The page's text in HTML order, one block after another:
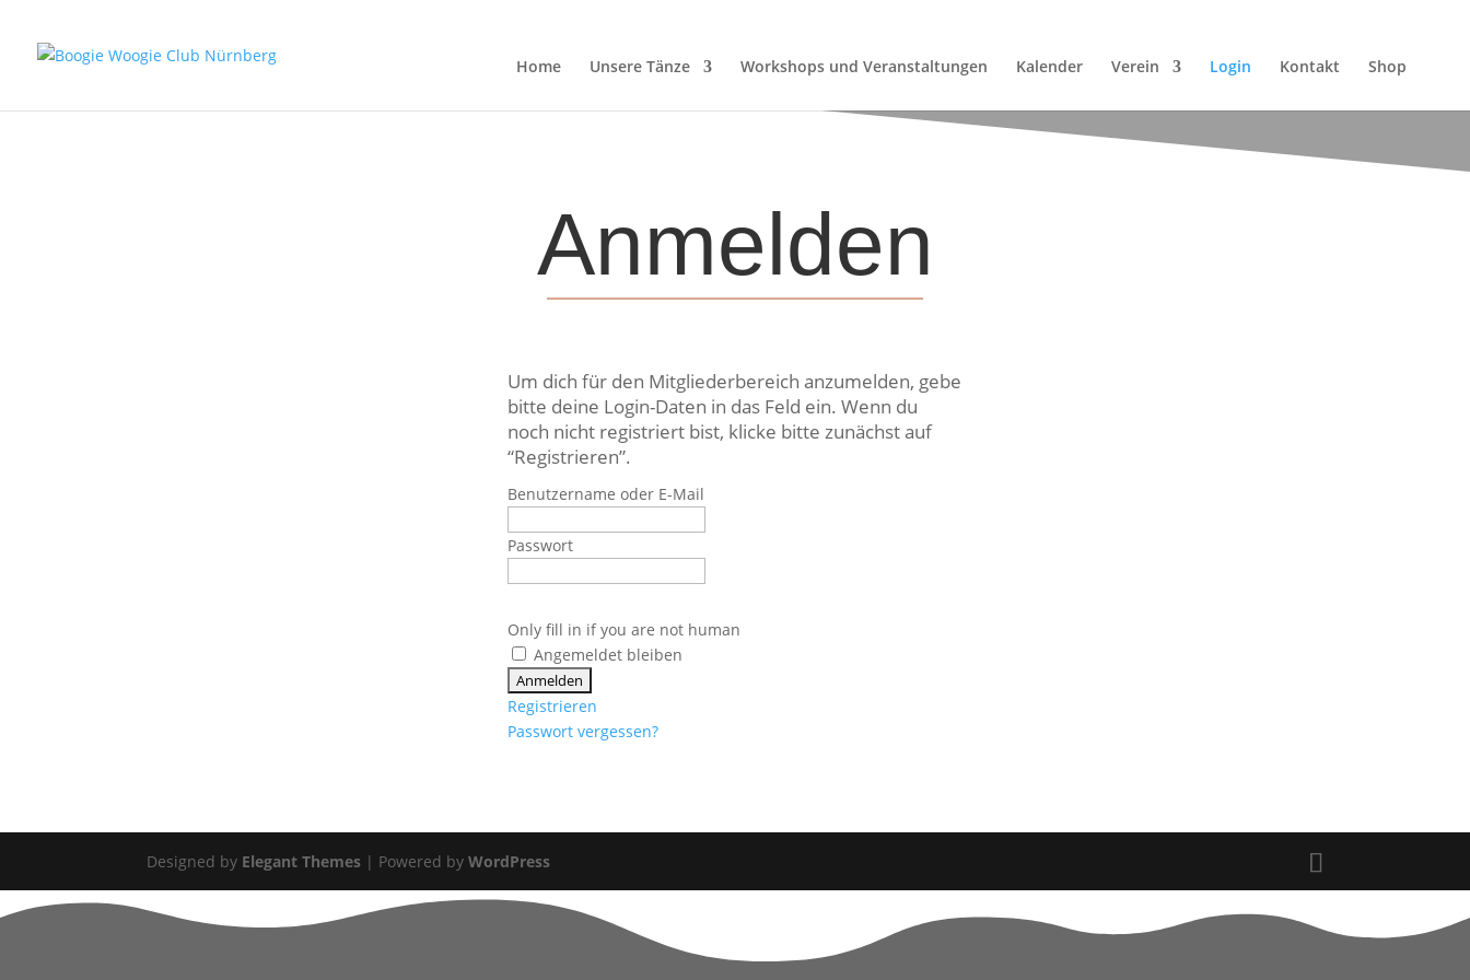
Home Unsere Tänze Workshops und Veranstaltungen Kalender Verein Login Kontakt Shop
Anmelden
Um dich für den Mitgliederbereich anzumelden, gebe
bitte deine Login-Daten in das Feld ein. Wenn du
noch nicht registriert bist, klicke bitte zunächst auf
“Registrieren”.
Benutzername oder E-Mail
Passwort
Only fill in if you are not human
Angemeldet bleiben
Registrieren
Passwort vergessen?
Designed by Elegant Themes | Powered byWordPress